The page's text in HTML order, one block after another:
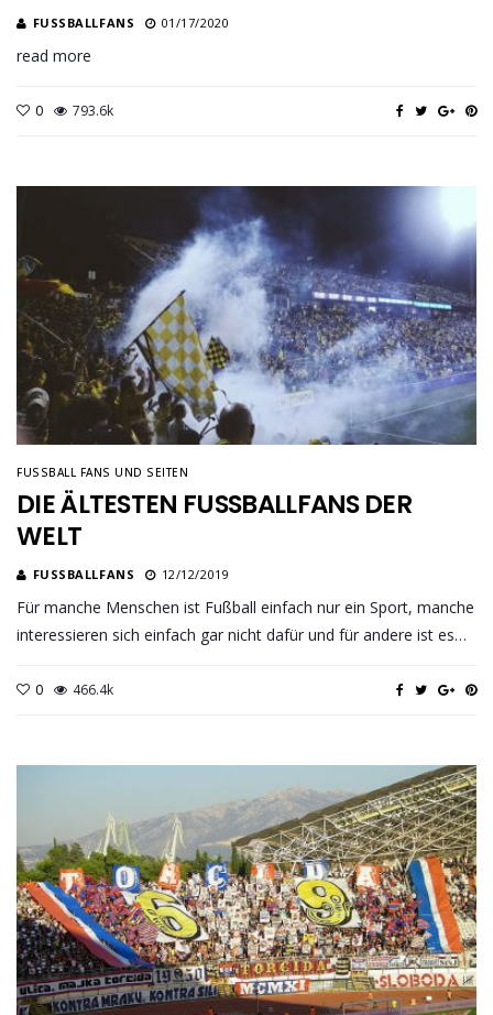
FUSSBALLFANS 01/17/2020
read more
0 793.6k
FUSSBALL FANS UND SEITEN
DIE ÄLTESTEN FUSSBALLFANS DER W
ELT
FUSSBALLFANS 12/12/2019
Für manche Menschen ist Fußball einfach nur ein Sport, manche
interessieren sich einfach gar nicht dafür und für andere ist es…
0 466.4k